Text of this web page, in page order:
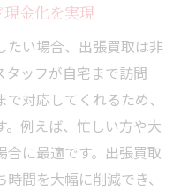
金化を実現
たい場合、出張買取は非
ッフが自宅まで訪問
対応してくれるため、
例えば、忙しい方や大
に最適です。出張買取
間を大幅に削減でき、